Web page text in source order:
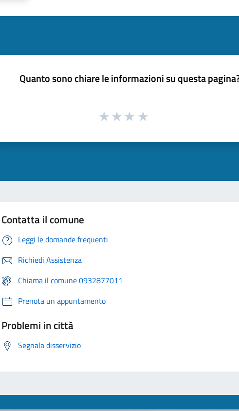
Quanto sono chiare le informazioni su questa
Contatta il comune
Leggi le domande frequenti
Richiedi Assistenza
Chiama il comune 0932877011
Prenota un appuntamento
Problemi in città
Segnala disservizio